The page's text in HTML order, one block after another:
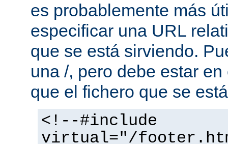
es probablemente más
especificar una URL
que se está sirviendo.
una /, pero debe estar
que el fichero que se
<!--#include
virtual="/